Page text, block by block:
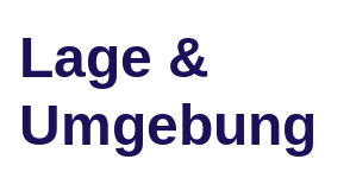
Lage &
Umgebung